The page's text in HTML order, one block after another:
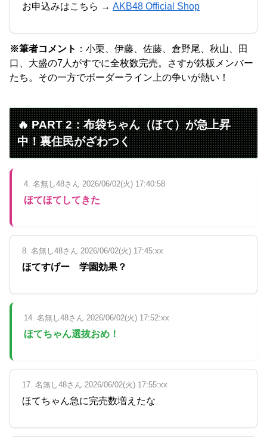
お申込みはこちら → AKB48 Official Shop
※筆者コメント ：小栗、伊藤、佐藤、倉野尾、秋山、田
口、大盛の7人がすでに全枚数完売。さすが鉄板メンバー
たち。その一方でボーダーライン上の争いが熱い！
🔥 PART 2：布袋ちゃん（ほて）が急上昇
中！裏住民がざわつく
4. 名無し48さん 2026/06/02(火) 17:40:58
ほてほてしてきた
8. 名無し48さん 2026/06/02(火) 17:45:xx
ほてすげー 学園効果？
14. 名無し48さん 2026/06/02(火) 17:52:xx
ほてちゃん選抜おめ！
17. 名無し48さん 2026/06/02(火) 17:55:xx
ほてちゃん急に完売数増えたな